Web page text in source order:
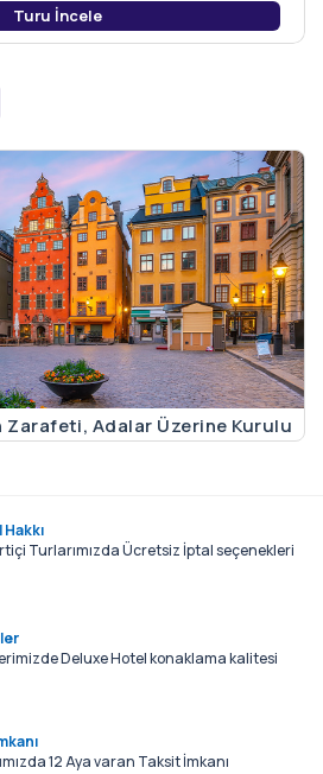
Turu İncele
Adalar Üzerine Kurulu
Bir Güzellik
Turlarımızda Ücretsiz İptal seçenekleri
Deluxe Hotel konaklama kalitesi
12 Aya varan Taksit İmkanı